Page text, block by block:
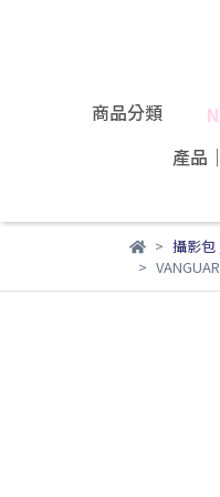
商品分類
產品
攝影包